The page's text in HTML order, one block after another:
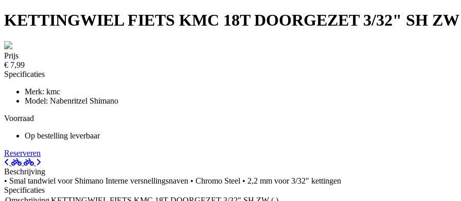
KETTINGWIEL FIETS KMC 18T DOORGEZET 3/32" SH
Prijs
€ 7,99
Specificaties
Merk: kmc
Model: Nabenritzel Shimano
Voorraad
Op bestelling leverbaar
Reserveren
Beschrijving
• Smal tandwiel voor Shimano Interne versnellingsnaven • Chromo Steel • 2,2 mm voor 3/32" kettingen
Specificaties